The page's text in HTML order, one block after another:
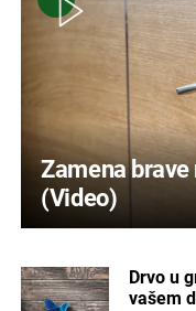
Zamena
(Video)
Drvo u
vašem